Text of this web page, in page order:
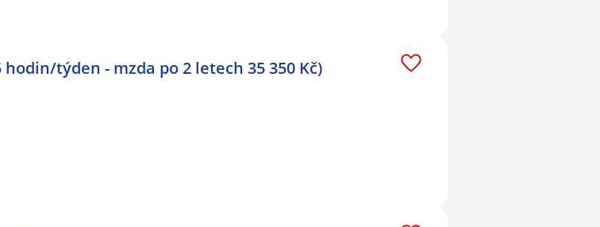
týden - mzda po 2 letech 35 350 Kč)